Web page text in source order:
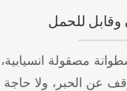
للحمل
مصقولة انسيابية،
عن الحبر، ولا حاجة